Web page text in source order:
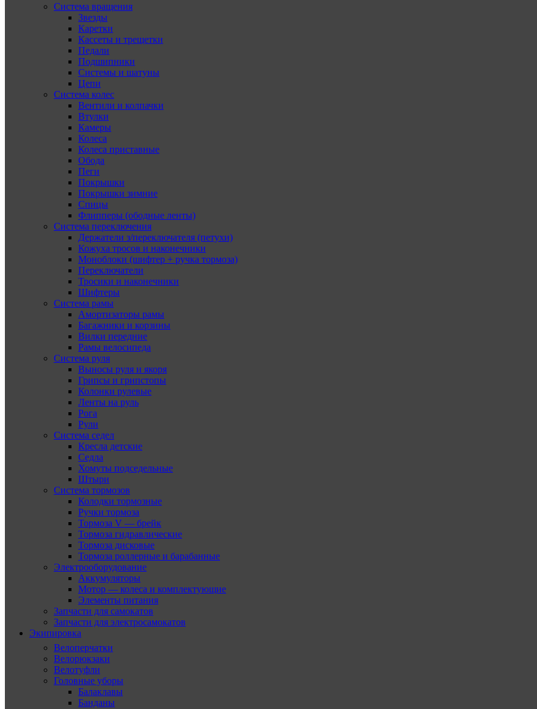
Система вращения
Звезды
Каретки
Кассеты и трещетки
Педали
Подшипники
Системы и шатуны
Цепи
Система колес
Вентили и колпачки
Втулки
Камеры
Колеса
Колеса приставные
Обода
Пеги
Покрышки
Покрышки зимние
Спицы
Флипперы (ободные ленты)
Система переключения
Держатели з/переключателя (петухи)
Кожуха тросов и наконечники
Моноблоки (шифтер + ручка тормоза)
Переключатели
Тросики и наконечники
Шифтеры
Система рамы
Амортизаторы рамы
Багажники и корзины
Вилки передние
Рамы велосипеда
Система руля
Выносы руля и якоря
Грипсы и грипстопы
Колонки рулевые
Ленты на руль
Рога
Рули
Система седел
Кресла детские
Седла
Хомуты подседельные
Штыри
Система тормозов
Колодки тормозные
Ручки тормоза
Тормоза V — брейк
Тормоза гидравлические
Тормоза дисковые
Тормоза роллерные и барабанные
Электрооборудование
Аккумуляторы
Мотор — колеса и комплектующие
Элементы питания
Запчасти для самокатов
Запчасти для электросамокатов
Экипировка
Велоперчатки
Велорюкзаки
Велотуфли
Головные уборы
Балаклавы
Банданы